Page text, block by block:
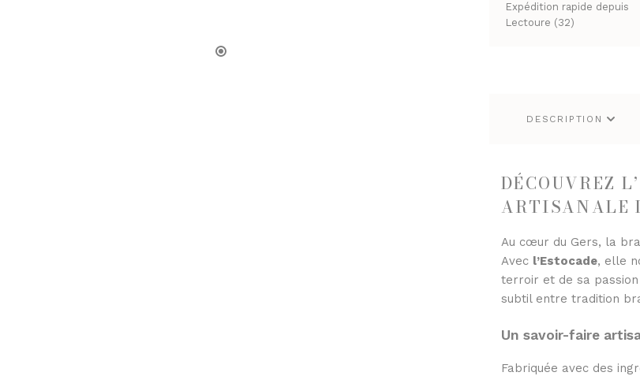
VINS ROUGES
BIO
75cl
Expédition rapide depuis
Lectoure (32)
DESCRIPTION
DÉCOUVREZ
ARTISANALE
Au cœur du Gers, la
Avec l’Estocade, elle
terroir et de sa
subtil entre tradition
Un savoir-faire
Fabriquée avec des